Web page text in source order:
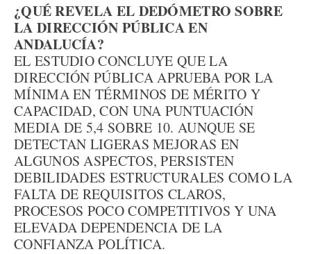
¿QUÉ REVELA EL DEDÓMETRO SOBRE
LA DIRECCIÓN PÚBLICA EN
ANDALUCÍA?
EL ESTUDIO CONCLUYE QUE LA
DIRECCIÓN PÚBLICA APRUEBA POR LA
MÍNIMA EN TÉRMINOS DE MÉRITO Y
CAPACIDAD, CON UNA PUNTUACIÓN
MEDIA DE 5,4 SOBRE 10. AUNQUE SE
DETECTAN LIGERAS MEJORAS EN
ALGUNOS ASPECTOS, PERSISTEN
DEBILIDADES ESTRUCTURALES COMO LA
FALTA DE REQUISITOS CLAROS,
PROCESOS POCO COMPETITIVOS Y UNA
ELEVADA DEPENDENCIA DE LA
CONFIANZA POLÍTICA.